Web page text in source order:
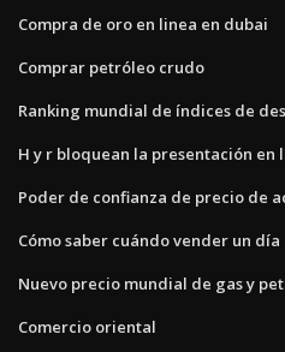
Compra de oro en linea en dubai
Comprar petróleo crudo
Ranking mundial de índices de
H y r bloquean la presentación en
Poder de confianza de precio de
Cómo saber cuándo vender un
Nuevo precio mundial de gas y
Comercio oriental